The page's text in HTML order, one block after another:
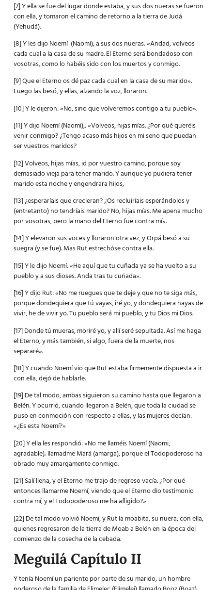
[7] Y ella se fue del lugar donde estaba, y sus dos nueras se fueron
con ella, y tomaron el camino de retorno a la tierra de Judá
(Yehudá).
[8] Y les dijo Noemí (Naomí), a sus dos nueras: «Andad, volveos
cada cual a la casa de su madre. El Eterno será bondadoso con
vosotras, como lo habéis sido con los muertos y conmigo.
[9] Que el Eterno os dé paz cada cual en la casa de su marido».
Luego las besó, y ellas, alzando la voz, lloraron.
[10] Y le dijeron: «No, sino que volveremos contigo a tu pueblo».
[11] Y dijo Noemí (Naomí),: «Volveos, hijas mías. ¿Por qué queréis
venir conmigo? ¿Tengo acaso más hijos en mi seno que puedan
ser vuestros maridos?
[12] Volveos, hijas mías, id por vuestro camino, porque soy
demasiado vieja para tener marido. Y aunque yo pudiera tener
marido esta noche y engendrara hijos,
[13] ¿esperaríais que crecieran? ¿Os recluiríais esperándolos y
(entretanto) no tendríais marido? No, hijas mías. Me apena mucho
por vosotras, pero la mano del Eterno fue contra mí».
[14] Y elevaron sus voces y lloraron otra vez, y Orpá besó a su
suegra (y se fue). Mas Rut estrechóse contra ella.
[15] Y le dijo Noemí: «He aquí que tu cuñada ya se ha vuelto a su
pueblo y a sus dioses. Anda tras tu cuñada».
[16] Y dijo Rut: «No me ruegues que te deje y que no te siga más,
porque dondequiera que tú vayas, iré yo, y dondequiera hayas de
vivir, he de vivir yo. Tu pueblo será mi pueblo, y tu Dios mi Dios.
[17] Donde tú mueras, moriré yo, y allí seré sepultada. Así me haga
el Eterno, y más también, si algo, fuera de la muerte, nos
separaré».
[18] Y cuando Noemí vio que Rut estaba firmemente dispuesta a ir
con ella, dejó de hablarle.
[19] De tal modo, ambas siguieron su camino hasta que llegaron a
Belén. Y ocurrió, cuando llegaron a Belén, que toda la ciudad se
puso en conmoción con respecto a ellas, y las mujeres decían:
«¿Es esta Noemí?»
[20] Y ella les respondió: «No me llaméis Noemí (Naomi,
agradable); llamadme Mará (amarga), porque el Todopoderoso ha
obrado muy amargamente conmigo.
[21] Salí llena, y el Eterno me trajo de regreso vacía. ¿Por qué
entonces llamarme Noemí, viendo que el Eterno dio testimonio
contra mí, y el Todopoderoso me ha afligido?»
[22] De tal modo volvió Noemí, y Rut la moabita, su nuera, con ella,
quienes regresaron de la tierra de Moab a Belén en la época del
comienzo de la cosecha de la cebada.
Meguilá Capítulo II
Y tenía Noemí un pariente por parte de su marido, un hombre